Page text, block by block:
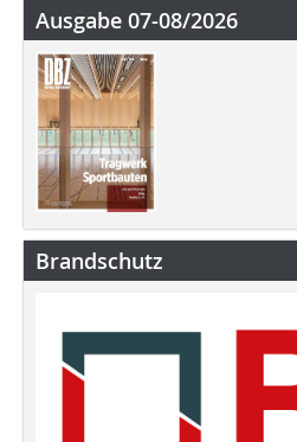
Ausgabe 07-08/2026
Brandschutz